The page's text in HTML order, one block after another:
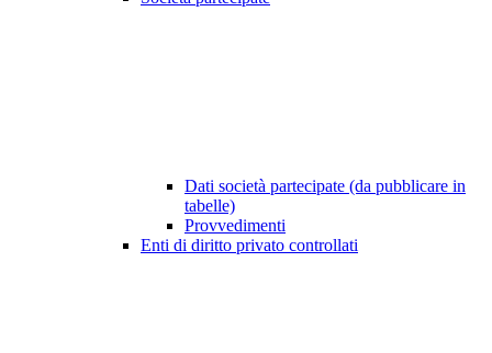
Dati società partecipate (da pubblicare in
tabelle)
Provvedimenti
Enti di diritto privato controllati